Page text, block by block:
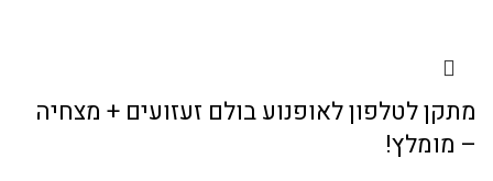
מתקן לטלפון לאופנוע בולם זעזועים + מצחיה
– מומלץ!